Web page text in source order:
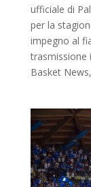
ufficiale di
per la
impegno al
trasmissione
Basket